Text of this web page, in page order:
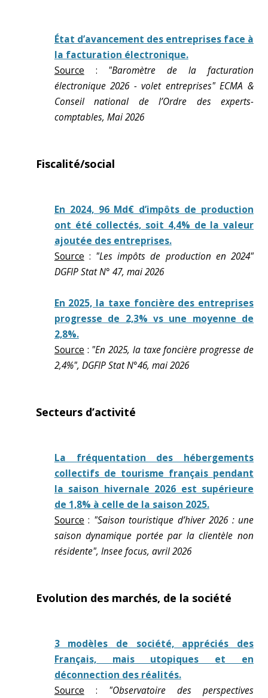
État d’avancement des entreprises face à
la facturation électronique.
Source : "Baromètre de la facturation
électronique 2026 - volet entreprises" ECMA &
Conseil national de l’Ordre des experts-
comptables, Mai 2026
Fiscalité/social
En 2024, 96 Md€ d’impôts de production
ont été collectés, soit 4,4% de la valeur
ajoutée des entreprises.
Source : "Les impôts de production en 2024"
DGFIP Stat N° 47, mai 2026
En 2025, la taxe foncière des entreprises
progresse de 2,3% vs une moyenne de
2,8%.
Source : "En 2025, la taxe foncière progresse de
2,4%", DGFIP Stat N°46, mai 2026
Secteurs d’activité
La fréquentation des hébergements
collectifs de tourisme français pendant
la saison hivernale 2026 est supérieure
de 1,8% à celle de la saison 2025.
Source : "Saison touristique d’hiver 2026 : une
saison dynamique portée par la clientèle non
résidente", Insee focus, avril 2026
Evolution des marchés, de la société
3 modèles de société, appréciés des
Français, mais utopiques et en
déconnection des réalités.
Source : "Observatoire des perspectives